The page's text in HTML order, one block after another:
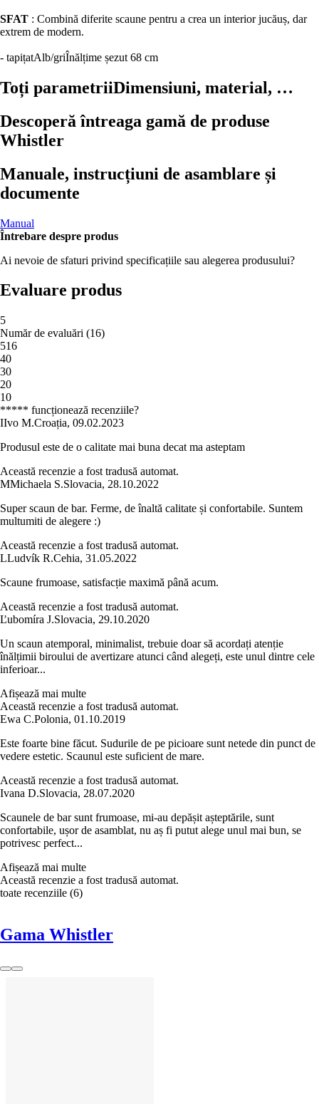
SFAT : Combină diferite scaune pentru a crea un interior jucăuș, dar
extrem de modern.
- tapițatAlb/griÎnălțime șezut 68 cm
Toți parametriiDimensiuni, material, …
Descoperă întreaga gamă de produse
Whistler
Manuale, instrucțiuni de asamblare și
documente
Manual
Întrebare despre produs
Ai nevoie de sfaturi privind specificațiile sau alegerea produsului?
Evaluare produs
5
Număr de evaluări (16)
516
40
30
20
10
***** funcționează recenziile?
IIvo M.Croația, 09.02.2023
Produsul este de o calitate mai buna decat ma asteptam
Această recenzie a fost tradusă automat.
MMichaela S.Slovacia, 28.10.2022
Super scaun de bar. Ferme, de înaltă calitate și confortabile. Suntem
multumiti de alegere :)
Această recenzie a fost tradusă automat.
LLudvík R.Cehia, 31.05.2022
Scaune frumoase, satisfacție maximă până acum.
Această recenzie a fost tradusă automat.
Ľubomíra J.Slovacia, 29.10.2020
Un scaun atemporal, minimalist, trebuie doar să acordați atenție
înălțimii biroului de avertizare atunci când alegeți, este unul dintre cele
inferioar...
Afișează mai multe
Această recenzie a fost tradusă automat.
Ewa C.Polonia, 01.10.2019
Este foarte bine făcut. Sudurile de pe picioare sunt netede din punct de
vedere estetic. Scaunul este suficient de mare.
Această recenzie a fost tradusă automat.
Ivana D.Slovacia, 28.07.2020
Scaunele de bar sunt frumoase, mi-au depășit așteptările, sunt
confortabile, ușor de asamblat, nu aș fi putut alege unul mai bun, se
potrivesc perfect...
Afișează mai multe
Această recenzie a fost tradusă automat.
toate recenziile (6)
Gama Whistler